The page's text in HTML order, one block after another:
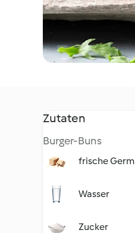
Zutaten
Burger-Buns
frische Germ
Wasser
Zucker